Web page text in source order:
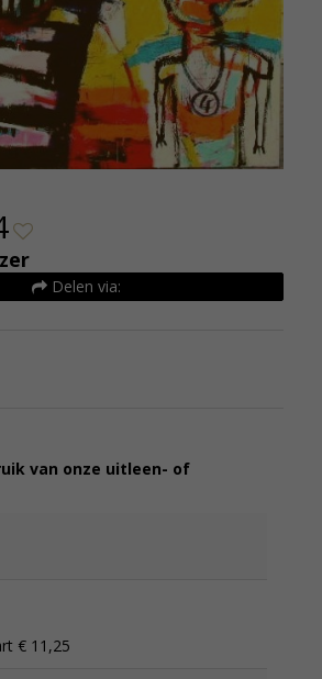
Delen via:
van onze uitleen- of
€ 11,25